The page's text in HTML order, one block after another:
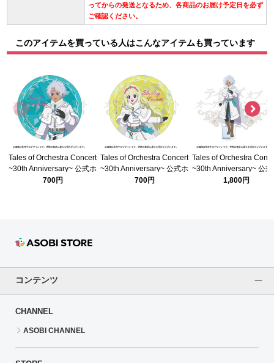
ってからの発送となるため、各商品のお届け予定日を必ず
ご確認ください。
このアイテムを買っている人はこんなアイテムも買っています
Tales of Orchestra Concert
~30th Anniversary~ 公式ホ
ログラム缶バッジ(レジェン
700円
Tales of Orchestra Concert
~30th Anniversary~ 公式ホ
ログラム缶バッジ(レジェン
700円
Tales of Orchestra
~30th Anniversary~ 公
クリルスタンド(レジェ
1,800円
コンテンツ
CHANNEL
ASOBI CHANNEL